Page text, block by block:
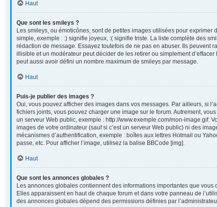
Haut
Que sont les smileys ?
Les smileys, ou émoticônes, sont de petites images utilisées pour exprimer
simple, exemple : :) signifie joyeux, :( signifie triste. La liste complète des
rédaction de message. Essayez toutefois de ne pas en abuser. Ils peuvent
illisible et un modérateur peut décider de les retirer ou simplement d’effacer
peut aussi avoir défini un nombre maximum de smileys par message.
Haut
Puis-je publier des images ?
Oui, vous pouvez afficher des images dans vos messages. Par ailleurs, si
fichiers joints, vous pouvez charger une image sur le forum. Autrement,
un serveur Web public, exemple : http://www.exemple.com/mon-image.gif.
images de votre ordinateur (sauf si c’est un serveur Web public) ni des
mécanismes d’authentification, exemple : boîtes aux lettres Hotmail ou
passe, etc. Pour afficher l’image, utilisez la balise BBCode [img].
Haut
Que sont les annonces globales ?
Les annonces globales contiennent des informations importantes que vous
Elles apparaissent en haut de chaque forum et dans votre panneau de
des annonces globales dépend des permissions définies par